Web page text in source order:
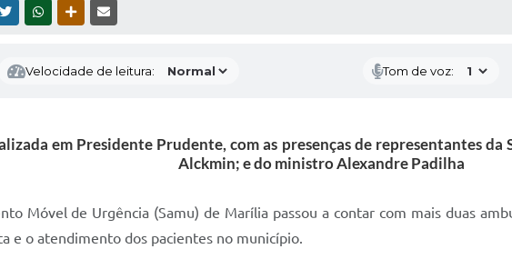
TWITTERWHATSAPPOUTRAS MÍDIAS
Velocidade de leitura: Tom de voz:
em Presidente Prudente, com as presenças de representantes
Alckmin; e do ministro Alexandre Padilha
Móvel de Urgência (Samu) de Marília passou a contar com mais duas
e o atendimento dos pacientes no município.